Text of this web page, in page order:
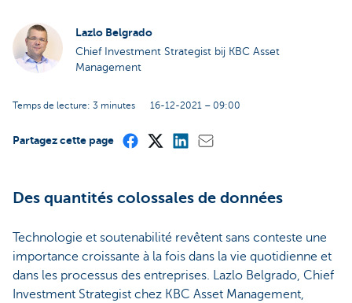
Lazlo Belgrado
Chief Investment Strategist bij KBC Asset
Management
Temps de lecture: 3 minutes 16-12-2021 – 09:00
Partagez cette page
Des quantités colossales de données
Technologie et soutenabilité revêtent sans conteste une
importance croissante à la fois dans la vie quotidienne et
dans les processus des entreprises. Lazlo Belgrado, Chief
Investment Strategist chez KBC Asset Management,